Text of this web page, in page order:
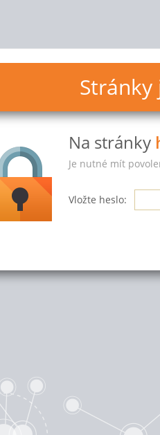
Na stránky
Je nutné mít
Vložte heslo: